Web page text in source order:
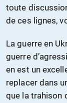
toute
de ces lignes,
La guerre en
guerre
en est un
replacer dans
que la trahison